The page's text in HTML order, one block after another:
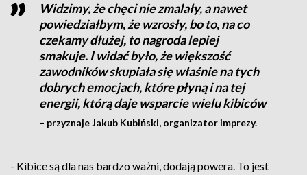
Widzimy, że chęci nie zmalały, a nawet
powiedziałbym, że wzrosły, bo to, na co
czekamy dłużej, to nagroda lepiej
smakuje. I widać było, że większość
zawodników skupiała się właśnie na tych
dobrych emocjach, które płyną i na tej
energii, którą daje wsparcie wielu kibiców
– przyznaje Jakub Kubiński, organizator imprezy.
- Kibice są dla nas bardzo ważni, dodają powera. To jest